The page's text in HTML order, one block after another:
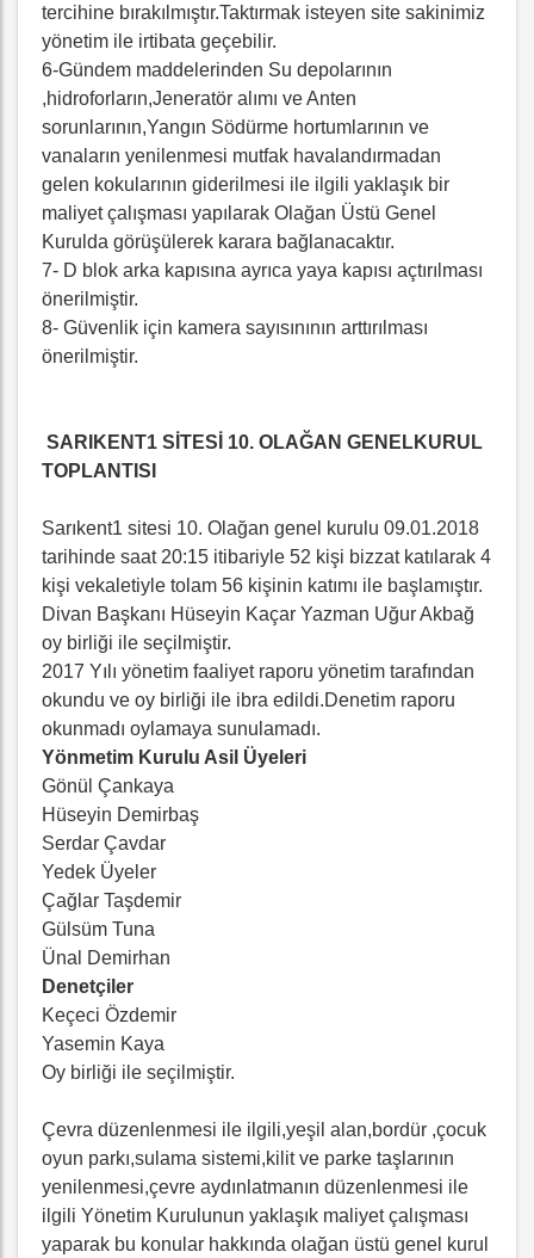
tercihine bırakılmıştır.Taktırmak isteyen site sakinimiz
yönetim ile irtibata geçebilir.
6-Gündem maddelerinden Su depolarının
,hidroforların,Jeneratör alımı ve Anten
sorunlarının,Yangın Södürme hortumlarının ve
vanaların yenilenmesi mutfak havalandırmadan
gelen kokularının giderilmesi ile ilgili yaklaşık bir
maliyet çalışması yapılarak Olağan Üstü Genel
Kurulda görüşülerek karara bağlanacaktır.
7- D blok arka kapısına ayrıca yaya kapısı açtırılması
önerilmiştir.
8- Güvenlik için kamera sayısınının arttırılması
önerilmiştir.
SARIKENT1 SİTESİ 10. OLAĞAN GENELKURUL
TOPLANTISI
Sarıkent1 sitesi 10. Olağan genel kurulu 09.01.2018
tarihinde saat 20:15 itibariyle 52 kişi bizzat katılarak 4
kişi vekaletiyle tolam 56 kişinin katımı ile başlamıştır.
Divan Başkanı Hüseyin Kaçar Yazman Uğur Akbağ
oy birliği ile seçilmiştir.
2017 Yılı yönetim faaliyet raporu yönetim tarafından
okundu ve oy birliği ile ibra edildi.Denetim raporu
okunmadı oylamaya sunulamadı.
Yönmetim Kurulu Asil Üyeleri
Gönül Çankaya
Hüseyin Demirbaş
Serdar Çavdar
Yedek Üyeler
Çağlar Taşdemir
Gülsüm Tuna
Ünal Demirhan
Denetçiler
Keçeci Özdemir
Yasemin Kaya
Oy birliği ile seçilmiştir.
Çevra düzenlenmesi ile ilgili,yeşil alan,bordür ,çocuk
oyun parkı,sulama sistemi,kilit ve parke taşlarının
yenilenmesi,çevre aydınlatmanın düzenlenmesi ile
ilgili Yönetim Kurulunun yaklaşık maliyet çalışması
yaparak bu konular hakkında olağan üstü genel kurul